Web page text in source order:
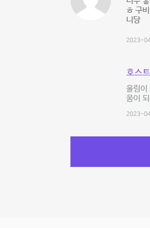
ㅎ 구
니당
2023-
호스
울림이
움이
2023-